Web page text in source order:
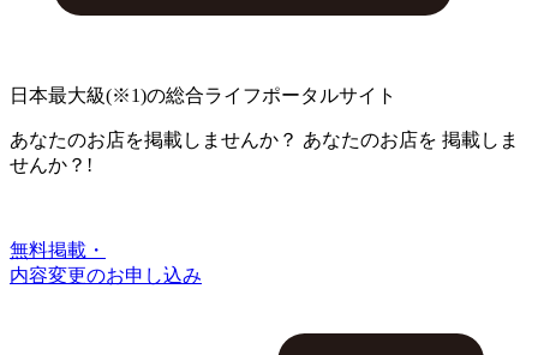
日本最大級(※1)の総合ライフポータルサイト
あなたのお店を掲載しませんか？ あなたのお店を 掲載しま
せんか？!
無料掲載・
内容変更のお申し込み